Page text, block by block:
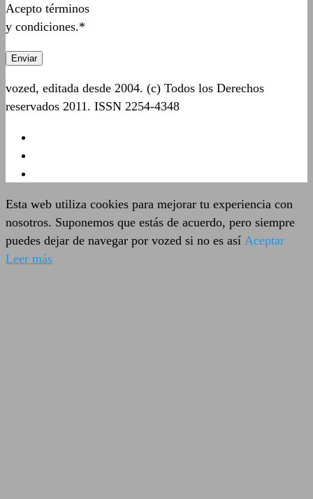
Acepto términos
y condiciones.*
vozed, editada desde 2004. (c) Todos los Derechos
reservados 2011. ISSN 2254-4348
Esta web utiliza cookies para mejorar tu experiencia con
nosotros. Suponemos que estás de acuerdo, pero siempre
puedes dejar de navegar por vozed si no es así Aceptar
Leer más